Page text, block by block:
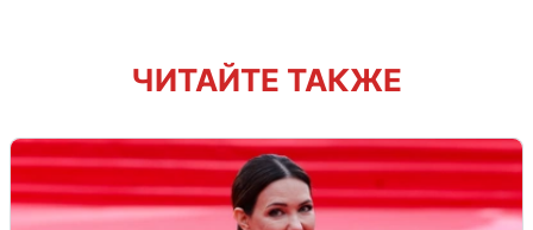
ЧИТАЙТЕ ТАКЖЕ